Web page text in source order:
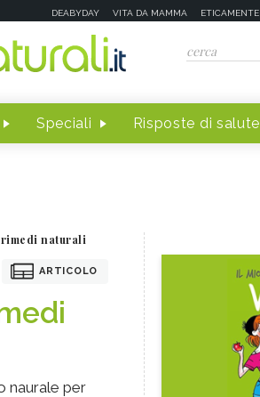
DEABYDAY VITA DA MAMMA ETICAMENTE
Speciali Risposte di salute
rimedi naturali
ARTICOLO
naurale per